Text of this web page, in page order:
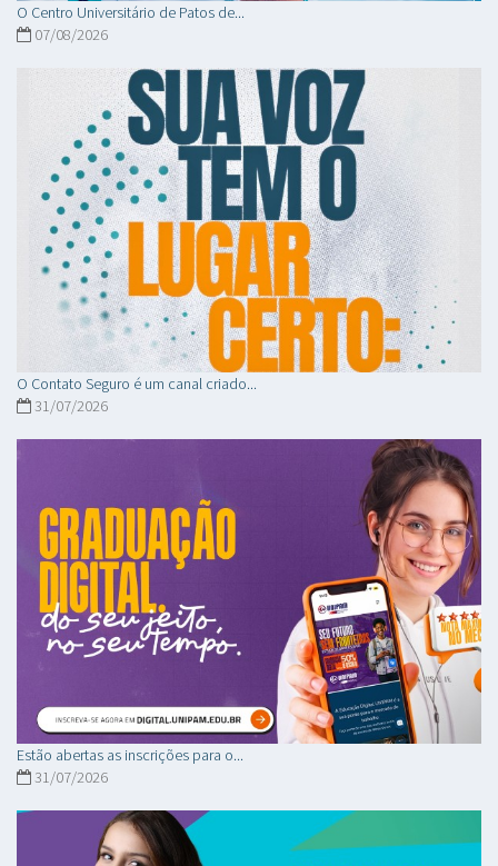
O Centro Universitário de Patos de...
07/08/2026
O Contato Seguro é um canal criado...
31/07/2026
Estão abertas as inscrições para o...
31/07/2026